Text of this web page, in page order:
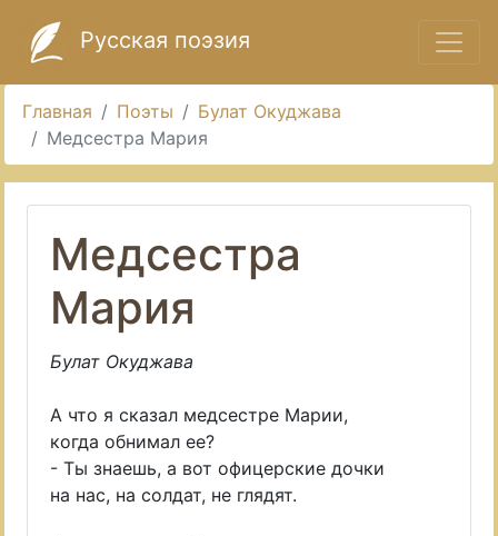
Русская поэзия
Главная Поэты
Булат Окуджава
Медсестра Мария
Медсестра
Мария
Булат Окуджава
А что я сказал медсестре Марии,
когда обнимал ее?
- Ты знаешь, а вот офицерские дочки
на нас, на солдат, не глядят.